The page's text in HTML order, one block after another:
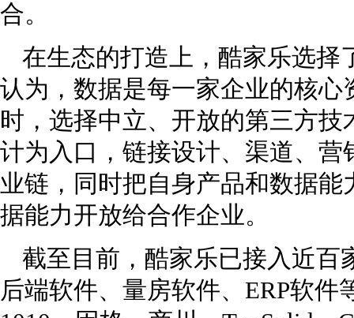
合。
在生态的打造上，酷家乐选择
认为，数据是每一家企业的核
时，选择中立、开放的第三方
计为入口，链接设计、渠道、
业链，同时把自身产品和数据
据能力开放给合作企业。
截至目前，酷家乐已接入近百
后端软件、量房软件、ERP软件